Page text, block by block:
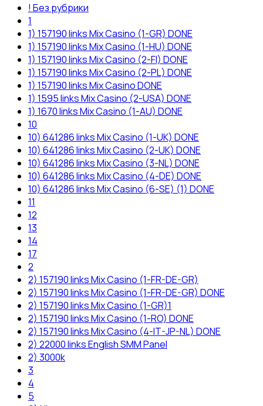
! Без рубрики
1
1) 157190 links Mix Casino (1-GR) DONE
1) 157190 links Mix Casino (1-HU) DONE
1) 157190 links Mix Casino (2-FI) DONE
1) 157190 links Mix Casino (2-PL) DONE
1) 157190 links Mix Casino DONE
1) 1595 links Mix Casino (2-USA) DONE
1) 1670 links Mix Casino (1-AU) DONE
10
10) 641286 links Mix Casino (1-UK) DONE
10) 641286 links Mix Casino (2-UK) DONE
10) 641286 links Mix Casino (3-NL) DONE
10) 641286 links Mix Casino (4-DE) DONE
10) 641286 links Mix Casino (6-SE) (1) DONE
11
12
13
14
17
2
2) 157190 links Mix Casino (1-FR-DE-GR)
2) 157190 links Mix Casino (1-FR-DE-GR) DONE
2) 157190 links Mix Casino (1-GR)1
2) 157190 links Mix Casino (1-RO) DONE
2) 157190 links Mix Casino (4-IT-JP-NL) DONE
2) 22000 links English SMM Panel
2) 3000k
3
4
5